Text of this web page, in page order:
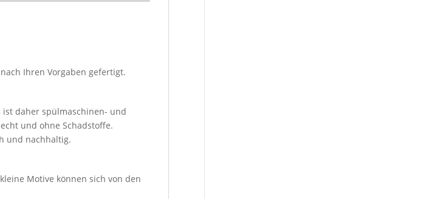
Ihren Vorgaben gefertigt.
daher spülmaschinen- und
und ohne Schadstoffe.
und nachhaltig.
Motive können sich von den